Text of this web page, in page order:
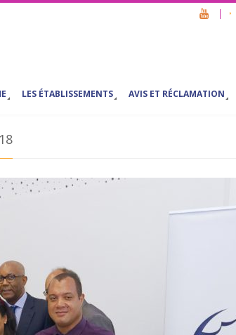
LES ÉTABLISSEMENTS AVIS ET RÉCLAMATION